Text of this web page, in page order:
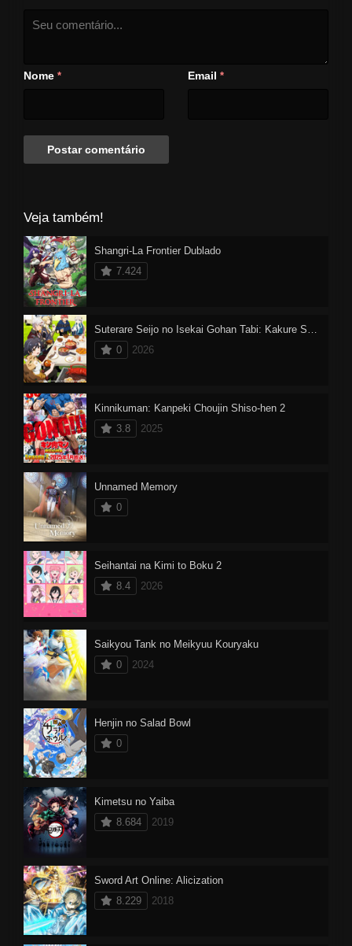
Nome * Email *
Veja também!
Shangri-La Frontier Dublado
7.424
Suterare Seijo no Isekai Gohan Tabi: Kakure Skill de Camping Car wo Shoukan shimashita
0
2026
Kinnikuman: Kanpeki Chоujin Shiso-hen 2
3.8
2025
Unnamed Memory
0
Seihantai na Kimi to Boku 2
8.4
2026
Saikyou Tank no Meikyuu Kouryaku
0
2024
Henjin no Salad Bowl
0
Kimetsu no Yaiba
8.684
2019
Sword Art Online: Alicization
8.229
2018